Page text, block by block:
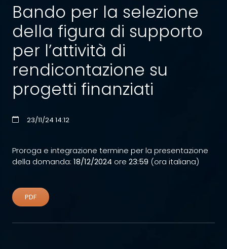
Bando per la selezione
della figura di supporto
per l’attività di
rendicontazione su
progetti finanziati
23/11/24 14:12
Proroga e integrazione termine per la presentazione
della domanda: 18/12/2024 ore 23:59 (ora italiana)
PDF